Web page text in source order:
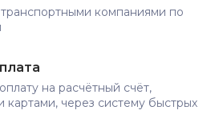
компаниями по
на расчётный счёт,
картами, через систему быстрых